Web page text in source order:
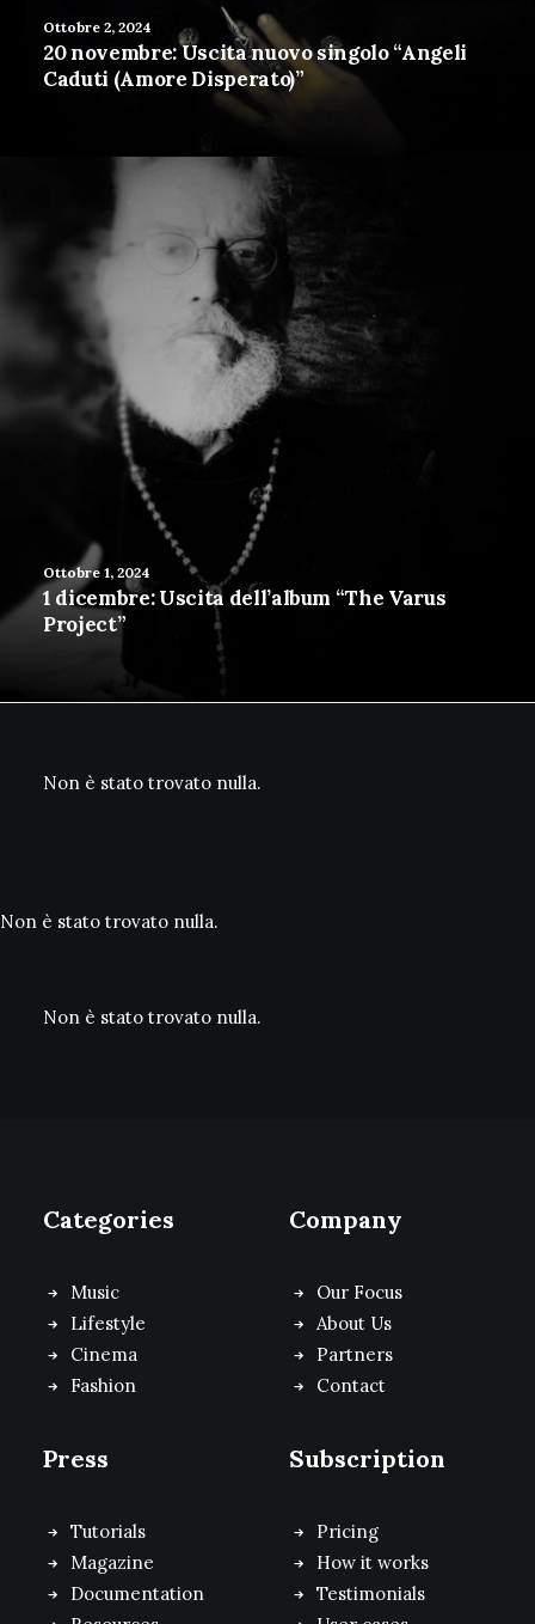
Ottobre 2, 2024
20 novembre: Uscita nuovo singolo “Angeli
Caduti (Amore Disperato)”
Ottobre 1, 2024
1 dicembre: Uscita dell’album “The Varus
Project”
Non è stato trovato nulla.
Non è stato trovato nulla.
Non è stato trovato nulla.
Categories
Music
Lifestyle
Cinema
Fashion
Company
Our Focus
About Us
Partners
Contact
Press
Tutorials
Magazine
Documentation
Subscription
Pricing
How it works
Testimonials